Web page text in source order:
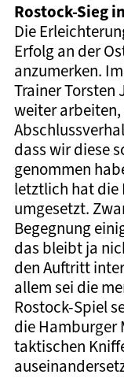
Rostock-Sieg
Die
Erfolg an der
anzumerken.
Trainer Torsten
weiter
dass wir diese
genommen
letztlich hat die
umgesetzt.
Begegnung
das bleibt ja
den Auftritt
allem sei die
Rostock-Spiel
die Hamburger
taktischen